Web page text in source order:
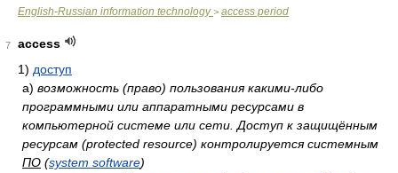
English-Russian information technology> access period
7
access
1) доступ
а) возможность (право) пользования какими-либо
программными или аппаратными ресурсами в
компьютерной системе или сети. Доступ к защищённым
ресурсам (protected resource) контролируется системным
ПО (system software)